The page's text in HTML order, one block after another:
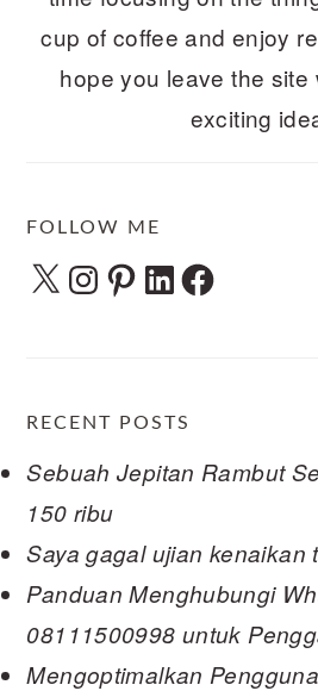
cup of coffee and enjoy
hope you leave the site
exciting
FOLLOW ME
X Instagram
Pinterest
LinkedInFacebook
RECENT POSTS
Sebuah Jepitan Rambut
150 ribu
Saya gagal ujian kenaikan
Panduan Menghubungi
08111500998 untuk
Mengoptimalkan